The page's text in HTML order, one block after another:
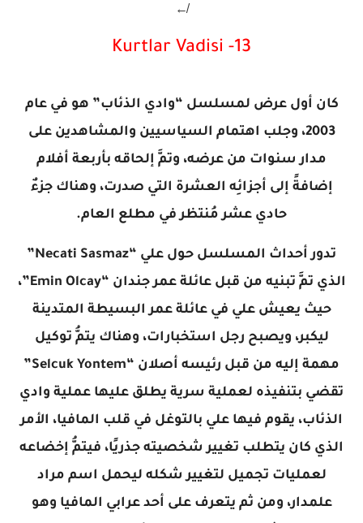
↚
13- Kurtlar Vadisi
كان أول عرض لمسلسل “وادي الذئاب” هو في عام
2003، وجلب اهتمام السياسيين والمشاهدين على
مدار سنوات من عرضه، وتمَّ إلحاقه بأربعة أفلام
إضافةً إلى أجزائِه العشرة التي صدرت، وهناك جزءٌ
حادي عشر مُنتظر في مطلع العام.
تدور أحداث المسلسل حول علي “Necati Sasmaz”
الذي تمَّ تبنيه من قبل عائلة عمر جندان “Emin Olcay”،
حيث يعيش علي في عائلة عمر البسيطة المتدينة
ليكبر، ويصبح رجل استخبارات، وهناك يتمُّ توكيل
مهمة إليه من قبل رئيسه أصلان “Selcuk Yontem”
تقضي بتنفيذه لعملية سرية يطلق عليها عملية وادي
الذئاب، يقوم فيها علي بالتوغل في قلب المافيا، الأمر
الذي كان يتطلب تغيير شخصيته جذريًا، فيتمُّ إخضاعه
لعمليات تجميل لتغيير شكله ليحمل اسم مراد
علمدار، ومن ثم يتعرف على أحد عرابي المافيا وهو